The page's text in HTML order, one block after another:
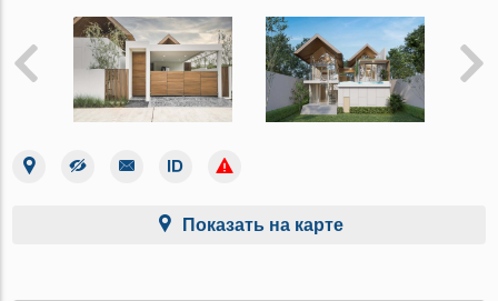
Показать на карте